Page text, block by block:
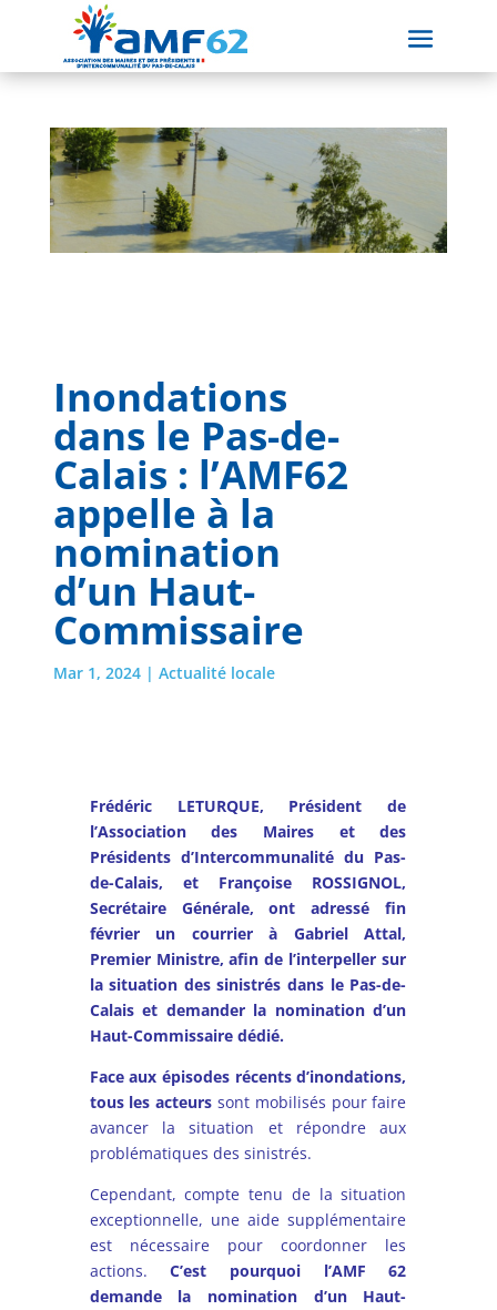
Inondations
dans le Pas-de-
Calais : l’AMF62
appelle à la
nomination
d’un Haut-
Commissaire
Mar 1, 2024| Actualité locale
Frédéric LETURQUE, Président de
l’Association des Maires et des
Présidents d’Intercommunalité du Pas-
de-Calais, et Françoise ROSSIGNOL,
Secrétaire Générale, ont adressé fin
février un courrierà Gabriel Attal,
Premier Ministre, afin de l’interpeller sur
la situation des sinistrés dans le Pas-de-
Calais et demander la nomination d’un
Haut-Commissaire dédié.
Face aux épisodes récents d’inondations,
tous les acteurs sont mobilisés pour faire
avancer la situation et répondre aux
problématiques des sinistrés.
Cependant, compte tenu de la situation
exceptionnelle, une aide supplémentaire
est nécessaire pour coordonner les
actions.C’est pourquoi l’AMF 62
demande la nomination d’un Haut-